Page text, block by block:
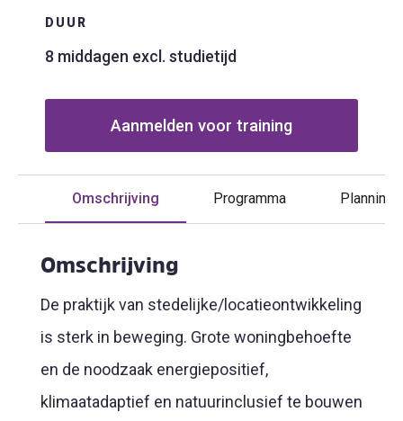
DUUR
8 middagen excl. studietijd
Aanmelden voor training
Omschrijving Programma Planning
Omschrijving
De praktijk van stedelijke/locatieontwikkeling
is sterk in beweging. Grote woningbehoefte
en de noodzaak energiepositief,
klimaatadaptief en natuurinclusief te bouwen